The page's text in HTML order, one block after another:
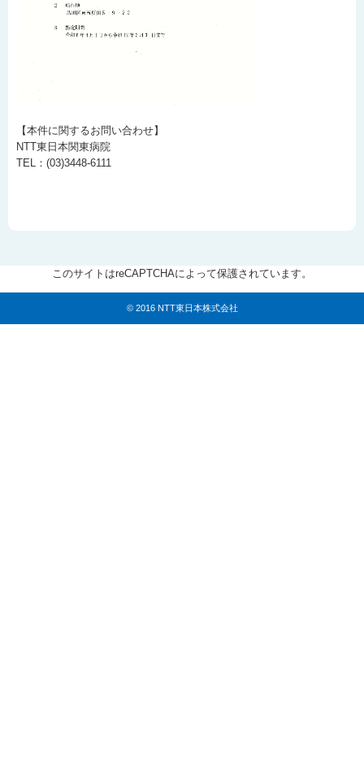
【本件に関するお問い合わせ】
NTT東日本関東病院
TEL：(03)3448-6111
このサイトはreCAPTCHAによって保護されています。
© 2016 NTT東日本株式会社